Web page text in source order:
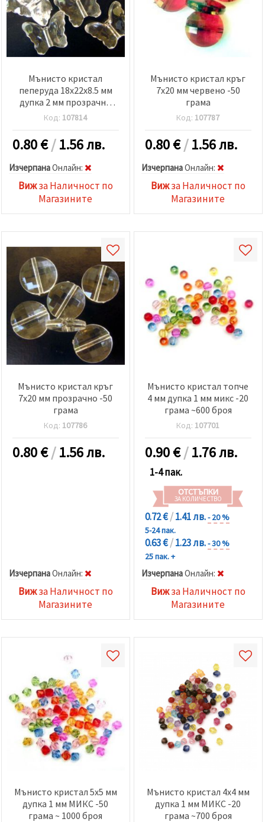
Мънисто кристал
пеперуда 18x22x8.5 мм
дупка 2 мм прозрачно
-50 грама ~ 25 броя
Код: 107814
0.80€/1.56 лв.
ИзчерпанаOнлайн:
Вижза Наличност по
Магазините
Мънисто кристал кръг
7x20 мм червено -50
грама
Код: 107787
0.80€/1.56 лв.
ИзчерпанаOнлайн:
Вижза Наличност по
Магазините
Мънисто кристал кръг
7x20 мм прозрачно -50
грама
Код: 107786
0.80€/1.56 лв.
ИзчерпанаOнлайн:
Вижза Наличност по
Магазините
Мънисто кристал топче
4 мм дупка 1 мм микс -20
грама ~600 броя
Код: 107701
0.90€/1.76 лв.
1-4 пак.
ОТСТЪПКИ
ЗА КОЛИЧЕСТВО
0.72 €/1.41 лв.- 20 %
5-24 пак.
0.63 €/1.23 лв.- 30 %
25 пак. +
ИзчерпанаOнлайн:
Вижза Наличност по
Магазините
Мънисто кристал 5x5 мм
дупка 1 мм МИКС -50
грама ~ 1000 броя
Мънисто кристал 4x4 мм
дупка 1 мм МИКС -20
грама ~700 броя